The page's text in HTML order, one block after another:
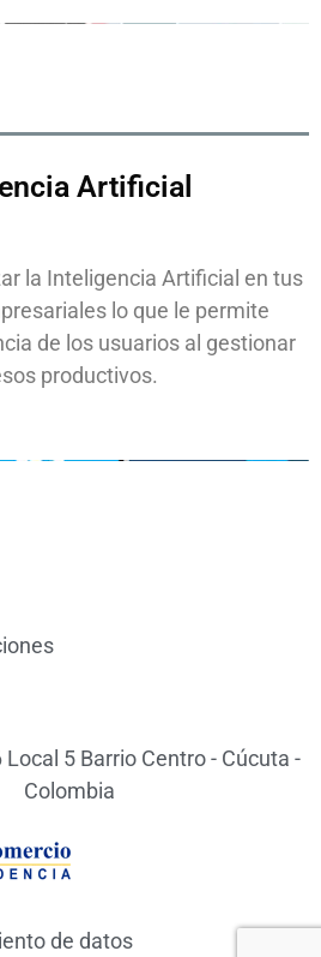
Artificial
la Inteligencia Artificial en tus
lo que le permite
de los usuarios al gestionar
productivos.
Local 5 Barrio Centro - Cúcuta -
Colombia
de datos